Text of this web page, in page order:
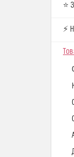
⭐️
⚡